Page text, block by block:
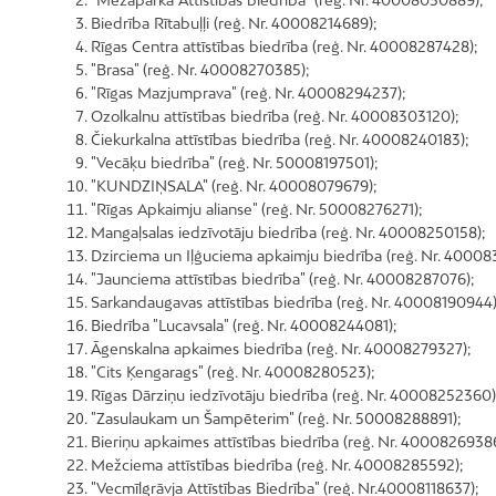
Biedrība Rītabuļļi (reģ. Nr. 40008214689);
Rīgas Centra attīstības biedrība (reģ. Nr. 40008287428);
"Brasa" (reģ. Nr. 40008270385);
"Rīgas Mazjumprava" (reģ. Nr. 40008294237);
Ozolkalnu attīstības biedrība (reģ. Nr. 40008303120);
Čiekurkalna attīstības biedrība (reģ. Nr. 40008240183);
"Vecāķu biedrība" (reģ. Nr. 50008197501);
"KUNDZIŅSALA" (reģ. Nr. 40008079679);
"Rīgas Apkaimju alianse" (reģ. Nr. 50008276271);
Mangaļsalas iedzīvotāju biedrība (reģ. Nr. 40008250158);
Dzirciema un Iļģuciema apkaimju biedrība (reģ. Nr.
"Jaunciema attīstības biedrība" (reģ. Nr. 40008287076);
Sarkandaugavas attīstības biedrība (reģ. Nr.
Biedrība "Lucavsala" (reģ. Nr. 40008244081);
Āgenskalna apkaimes biedrība (reģ. Nr. 40008279327);
"Cits Ķengarags" (reģ. Nr. 40008280523);
Rīgas Dārziņu iedzīvotāju biedrība (reģ. Nr.
"Zasulaukam un Šampēterim" (reģ. Nr. 50008288891);
Bieriņu apkaimes attīstības biedrība (reģ. Nr.
Mežciema attīstības biedrība (reģ. Nr. 40008285592);
"Vecmīlgrāvja Attīstības Biedrība" (reģ. Nr.40008118637);